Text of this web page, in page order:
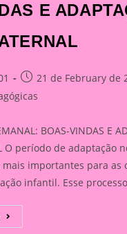
E
Post
published:
21 de February de
BOAS-VINDAS E
O período de adaptação
importantes para as
infantil. Esse
PLANEJAMENTO
SEMANAL: